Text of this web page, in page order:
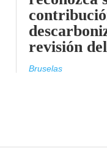
revisión
Bruselas